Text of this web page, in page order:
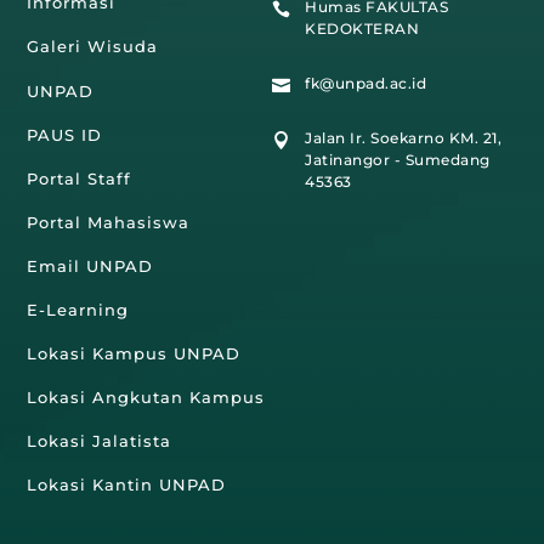
Galeri Wisuda
UNPAD
PAUS ID
Portal Staff
Portal Mahasiswa
Email UNPAD
E-Learning
Lokasi Kampus UNPAD
Lokasi Angkutan Kampus
Lokasi Jalatista
Lokasi Kantin UNPAD

Humas FAKULTAS
KEDOKTERAN
 fk@unpad.ac.id

Jalan Ir. Soekarno KM. 21,
Jatinangor - Sumedang
45363